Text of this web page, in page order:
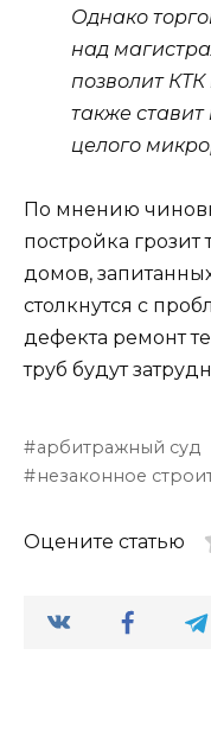
Однако
над
позволит
также
целого
По мнению
постройка
домов,
столкнутся с
дефекта ремонт
труб будут
арбитражный суд
незаконное
Оцените статью